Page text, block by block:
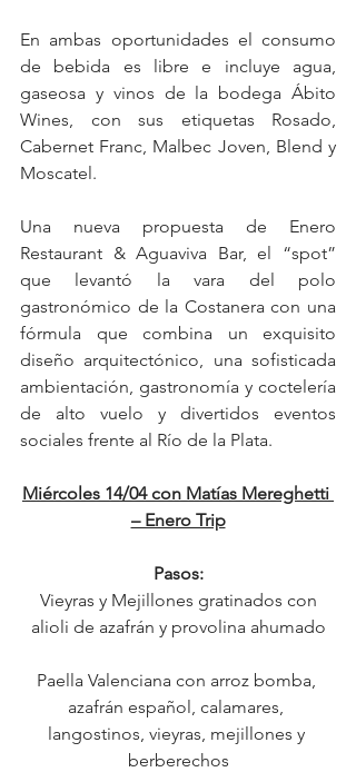
En ambas oportunidades el consumo
de bebida es libre e incluye agua,
gaseosa y vinos de la bodega Ábito
Wines, con sus etiquetas Rosado,
Cabernet Franc, Malbec Joven, Blend y
Moscatel.
Una nueva propuesta de Enero
Restaurant & Aguaviva Bar, el “spot”
que levantó la vara del polo
gastronómico de la Costanera con una
fórmula que combina un exquisito
diseño arquitectónico, una sofisticada
ambientación, gastronomía y coctelería
de alto vuelo y divertidos eventos
sociales frente al Río de la Plata.
Miércoles 14/04 con Matías Mereghetti
– Enero Trip
Pasos:
alioli de azafrán y provolina ahumado
Paella Valenciana con arroz bomba,
azafrán español, calamares,
langostinos, vieyras, mejillones y
berberechos